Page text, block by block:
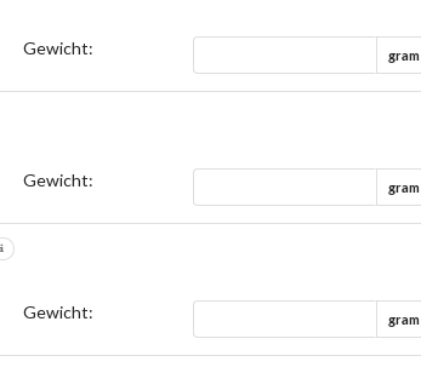
Gewicht: gram
Gewicht: gram
Gewicht: gram